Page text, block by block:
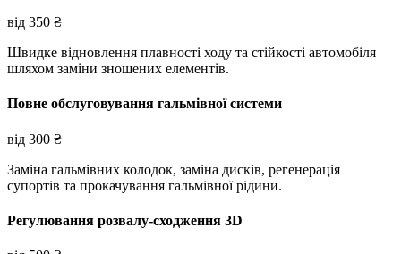
від 350 ₴
Швидке відновлення плавності ходу та стійкості автомобіля
шляхом заміни зношених елементів.
Повне обслуговування гальмівної системи
від 300 ₴
Заміна гальмівних колодок, заміна дисків, регенерація
супортів та прокачування гальмівної рідини.
Регулювання розвалу-сходження 3D